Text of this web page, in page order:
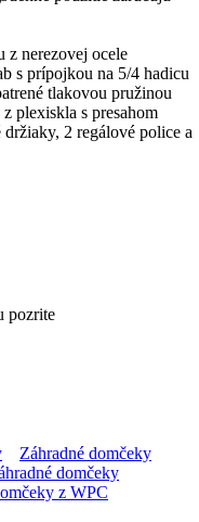
z nerezovej ocele
s prípojkou na 5/4 hadicu
tlakovou pružinou
plexiskla s presahom
2 regálové police a
pozrite
Záhradné domčeky
domčeky
z WPC